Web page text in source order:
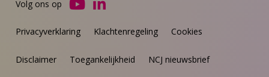
Privacyverklaring Klachtenregeling Cookies
Disclaimer Toegankelijkheid NCJ nieuwsbrief
Volg ons op
Ga
YouTube
Ga